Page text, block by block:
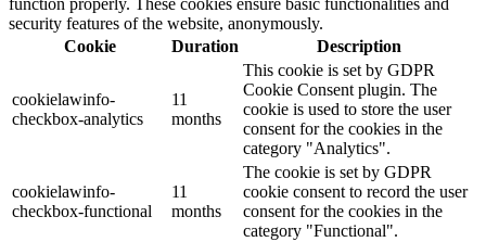
function properly. These cookies ensure basic functionalities and
security features of the website, anonymously.
Cookie
Duration Description
cookielawinfo-
checkbox-analytics
11
months
This cookie is set by GDPR
Cookie Consent plugin. The
cookie is used to store the user
consent for the cookies in the
category "Analytics".
cookielawinfo-
checkbox-functional
11
months
The cookie is set by GDPR
cookie consent to record the user
consent for the cookies in the
category "Functional".